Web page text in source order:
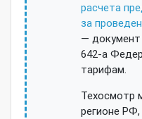
расчета
за
—
642-а
тарифам.
Техосмотр
регионе